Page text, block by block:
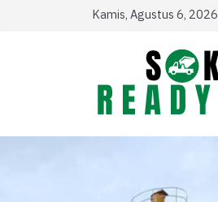
Kamis, Agustus 6, 2026